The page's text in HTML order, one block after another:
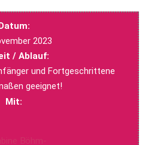
2023
/ Ablauf:
und Fortgeschrittene
geeignet!
Mit: